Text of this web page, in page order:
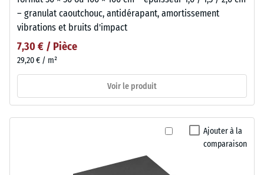
– granulat caoutchouc, antidérapant, amortissement
vibrations et bruits d'impact
7,30 € / Pièce
29,20 € / m²
Voir le produit
Ajouter à la
comparaison